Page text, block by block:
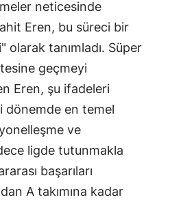
neticesinde
Eren, bu süreci bir
olarak tanımladı. Süper
geçmeyi
Eren, şu ifadeleri
dönemde en temel
ve
ligde tutunmakla
başarıları
A takımına kadar